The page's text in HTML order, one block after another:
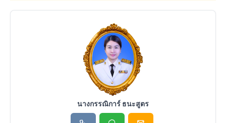
นางกรรณิการ์ ธนะสูตร